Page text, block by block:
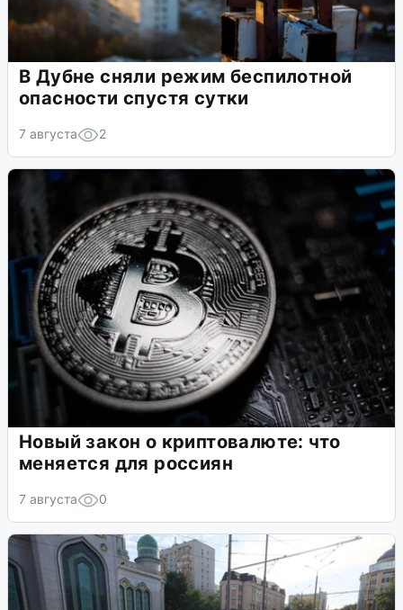
В Дубне сняли режим беспилотной
опасности спустя сутки
7 августа 2
Новый закон о криптовалюте: что
меняется для россиян
7 августа 0